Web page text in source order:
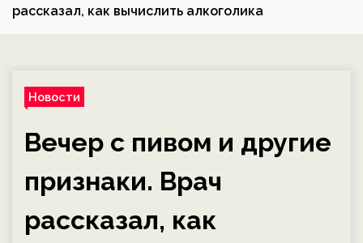
рассказал, как вычислить алкоголика
Новости
Вечер с пивом и другие
признаки. Врач
рассказал, как